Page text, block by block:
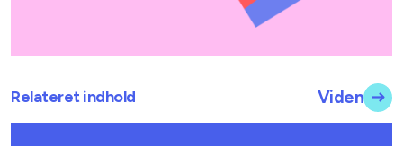
Relateret indhold Viden